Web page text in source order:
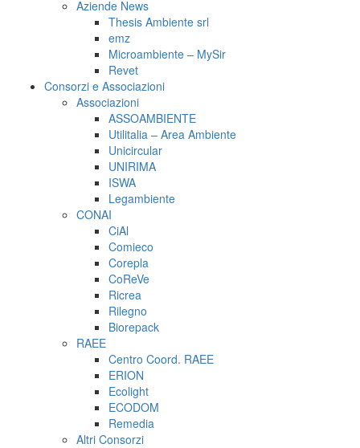
Aziende News
Thesis Ambiente srl
emz
Microambiente – MySir
Revet
Consorzi e Associazioni
Associazioni
ASSOAMBIENTE
Utilitalia – Area Ambiente
Unicircular
UNIRIMA
ISWA
Legambiente
CONAI
CiAl
Comieco
Corepla
CoReVe
Ricrea
Rilegno
Biorepack
RAEE
Centro Coord. RAEE
ERION
Ecolight
ECODOM
Remedia
Altri Consorzi